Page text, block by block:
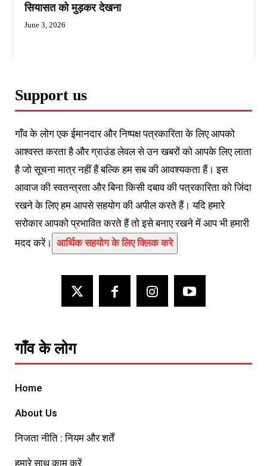
सियासत को मुड़कर देखना
June 3, 2026
Support us
गाँव के लोग एक ईमानदार और निष्पक्ष पत्रकारिता के लिए आपको
आश्वस्त करता है और ग्राउंड लेवल से उन खबरों को आपके लिए लाता
है जो सूचना मात्र नहीं हैं बल्कि हम सब की आवश्यकता हैं। इस
आवाज की स्वतन्त्रता और बिना किसी दबाव की पत्रकारिता को जिंदा
रखने के लिए हम आपसे सहयोग की अपील करते हैं। यदि हमारे
सरोकार आपको प्रभावित करते हैं तो इसे बनाए रखने में आप भी हमारी
मदद करें। आर्थिक सहयोग के लिए क्लिक करे
गाँव के लोग
Home
About Us
निजता नीति : नियम और शर्तें
हमारे साथ काम करें